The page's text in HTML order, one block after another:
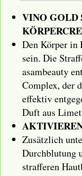
VINO GOLD
Den Körper in
sein. Die
asambeauty
Complex, der
effektiv
Duft aus
Zusätzlich
Durchblutung
strafferen